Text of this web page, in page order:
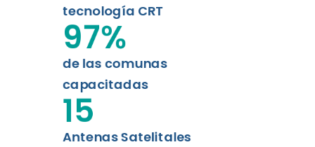
tecnología CRT
de las comunas
capacitadas
97%
Antenas Satelitales
15